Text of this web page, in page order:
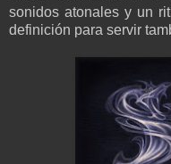
sonidos atonales y un
definición para servir